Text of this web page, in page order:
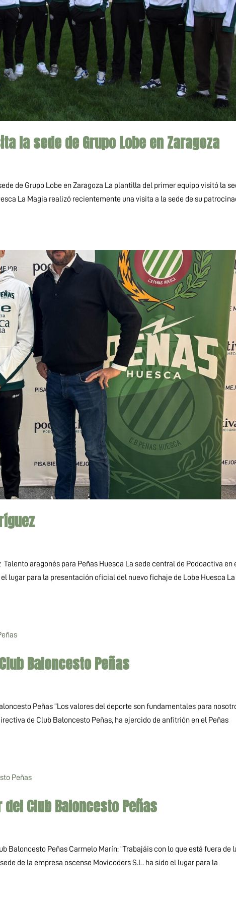
la sede de Grupo Lobe en Zaragoza
de Grupo Lobe en Zaragoza La plantilla del primer equipo visitó la
La Magia realizó recientemente una visita a la sede de su
aragonés para Peñas Huesca La sede central de Podoactiva en
lugar para la presentación oficial del nuevo fichaje de Lobe Huesca La
Baloncesto Peñas
Peñas “Los valores del deporte son fundamentales para
de Club Baloncesto Peñas, ha ejercido de anfitrión en el Peñas
Club Baloncesto Peñas
Baloncesto Peñas Carmelo Marín: “Trabajáis con lo que está fuera de
de la empresa oscense Movicoders S.L. ha sido el lugar para la